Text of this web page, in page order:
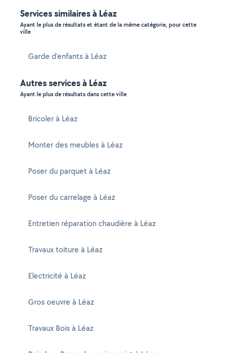
Services similaires à Léaz
Ayant le plus de résultats et étant de la même catégorie, pour cette
ville
Garde d'enfants à Léaz
Autres services à Léaz
Ayant le plus de résultats dans cette ville
Bricoler à Léaz
Monter des meubles à Léaz
Poser du parquet à Léaz
Poser du carrelage à Léaz
Entretien réparation chaudière à Léaz
Travaux toiture à Léaz
Electricité à Léaz
Gros oeuvre à Léaz
Travaux Bois à Léaz